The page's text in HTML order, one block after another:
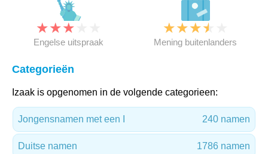
★★★
Engelse uitspraak
★★★★
Mening buitenlanders
Categorieën
Izaak is opgenomen in de volgende categorieen:
Jongensnamen met een I 240 namen
Duitse namen 1786 namen